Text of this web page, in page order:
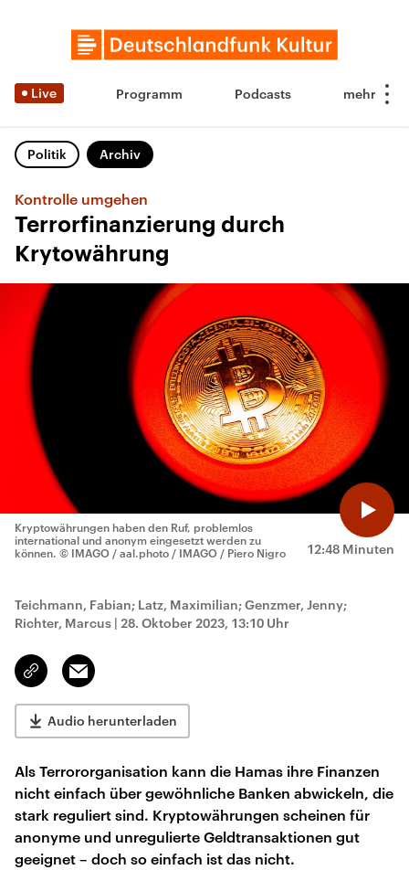
Live Programm Podcasts
Politik Archiv
Kontrolle umgehen
Terrorfinanzierung durch
Krytowährung
12:48 Minuten
Kryptowährungen haben den Ruf, problemlos
international und anonym eingesetzt werden zu
können. © IMAGO / aal.photo / IMAGO / Piero Nigro
Teichmann, Fabian; Latz, Maximilian; Genzmer, Jenny;
Richter, Marcus | 28. Oktober 2023, 13:10 Uhr
Link
kopieren/teilen
Email
Audio herunterladen
Als Terrororganisation kann die Hamas ihre Finanzen
nicht einfach über gewöhnliche Banken abwickeln, die
stark reguliert sind. Kryptowährungen scheinen für
anonyme und unregulierte Geldtransaktionen gut
geeignet – doch so einfach ist das nicht.